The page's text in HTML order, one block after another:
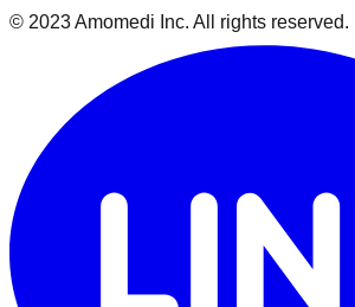
© 2023 Amomedi Inc. All rights reserved.